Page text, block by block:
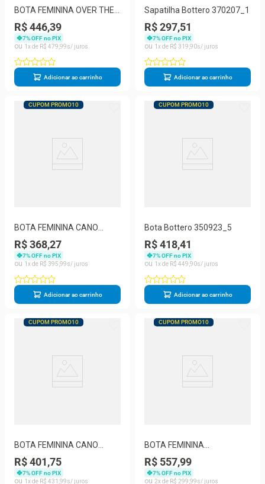
BOTA FEMININA OVER THE
KNEE BOTTERO 347809
R$ 446,39
7% OFF no PIX
1
R$ 479 99
Adicionar ao carrinho
Sapatilha Bottero 370207_1
R$ 297,51
7% OFF no PIX
1
R$ 319 90
Adicionar ao carrinho
CUPOM PROMO10
BOTA FEMININA CANO
BAIXO BOTTERO 346921
R$ 368,27
7% OFF no PIX
1
R$ 395 99
Adicionar ao carrinho
CUPOM PROMO10
Bota Bottero 350923_5
R$ 418,41
7% OFF no PIX
1
R$ 449 90
Adicionar ao carrinho
CUPOM PROMO10
BOTA FEMININA CANO
BAIXO BOTTERO 369207
R$ 401,75
7% OFF no PIX
1
R$ 431 99
CUPOM PROMO10
BOTA FEMININA
BOTTORINO XXIII SLOUCH
BOTTERO 346920
R$ 557,99
7% OFF no PIX
2
R$ 299 99